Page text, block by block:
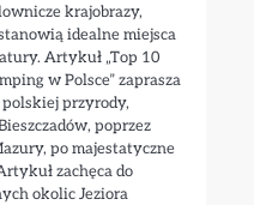
krajobrazy,
idealne miejsca
Artykuł „Top 10
w Polsce” zaprasza
przyrody,
poprzez
po majestatyczne
zachęca do
okolic Jeziora